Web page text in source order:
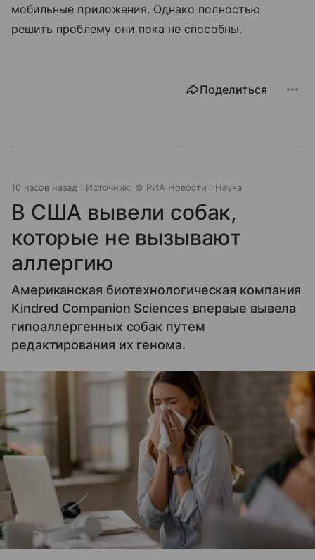
мобильные приложения. Однако полностью
решить проблему они пока не способны.
Поделиться
10 часов назад Источник: © РИА Новости Наука
В США вывели собак,
которые не вызывают
аллергию
Американская биотехнологическая компания
Kindred Companion Sciences впервые вывела
гипоаллергенных собак путем
редактирования их генома.